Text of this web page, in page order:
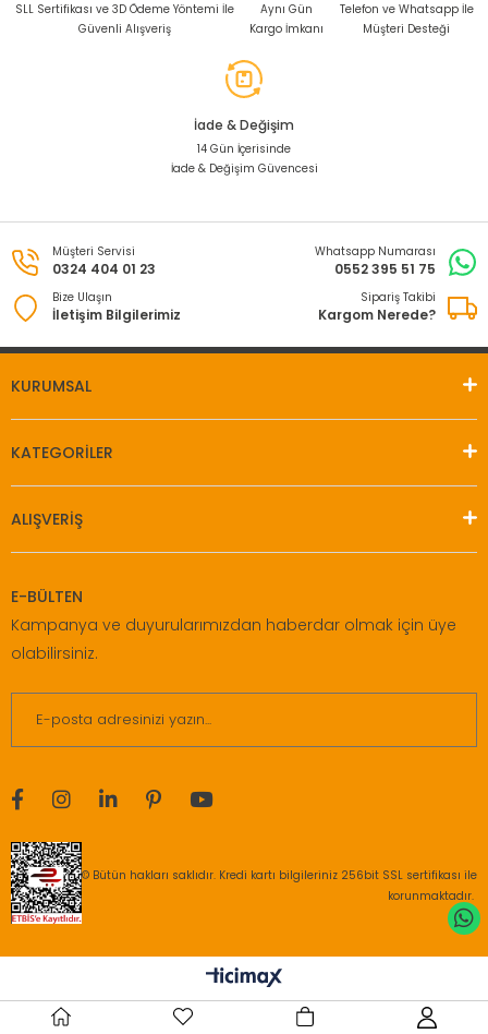
SLL Sertifikası ve 3D Ödeme Yöntemi İle
Güvenli Alışveriş
Aynı Gün
Kargo İmkanı
Telefon ve Whatsapp İle
Müşteri Desteği
İade & Değişim
14 Gün İçerisinde
İade & Değişim Güvencesi
Müşteri Servisi
0324 404 01 23
Whatsapp Numarası
0552 395 51 75
Bize Ulaşın
İletişim Bilgilerimiz
Sipariş Takibi
Kargom Nerede?
KURUMSAL
KATEGORİLER
ALIŞVERİŞ
E-BÜLTEN
Kampanya ve duyurularımızdan haberdar olmak için üye
olabilirsiniz.
© Bütün hakları saklıdır. Kredi kartı bilgileriniz 256bit SSL sertifikası ile
korunmaktadır.